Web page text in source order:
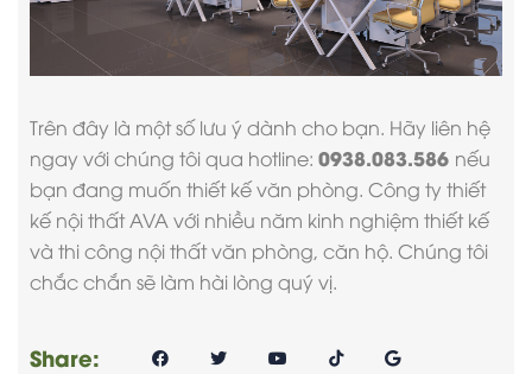
Trên đây là một số lưu ý dành cho bạn. Hãy liên hệ
ngay với chúng tôi qua hotline: 0938.083.586 nếu
bạn đang muốn thiết kế văn phòng. Công ty thiết
kế nội thấtAVA với nhiều năm kinh nghiệm thiết kế
và thi công nội thất văn phòng, căn hộ. Chúng tôi
chắc chắn sẽ làm hài lòng quý vị.
Share: